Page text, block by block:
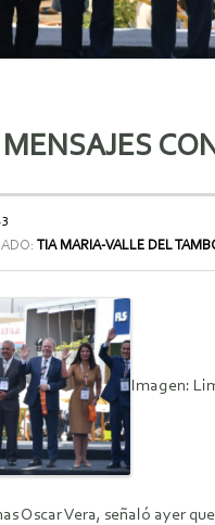
TIA MARIA-VALLE DEL
Imagen:
Oscar Vera, señaló ayer